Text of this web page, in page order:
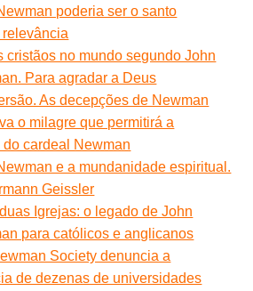
poderia ser o santo
cristãos no mundo segundo John
Para agradar a Deus
As decepções de Newman
o milagre que permitirá a
cardeal Newman
e a mundanidade espiritual.
Geissler
Igrejas: o legado de John
para católicos e anglicanos
Society denuncia a
de dezenas de universidades